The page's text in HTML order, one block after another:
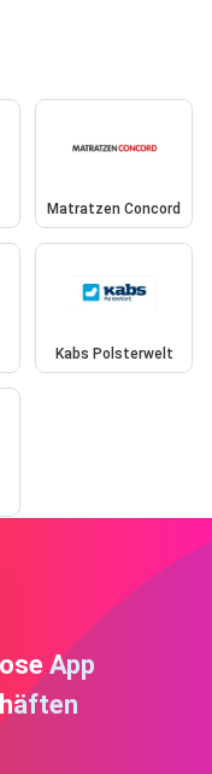
Matratzen Concord
Kabs Polsterwelt
App